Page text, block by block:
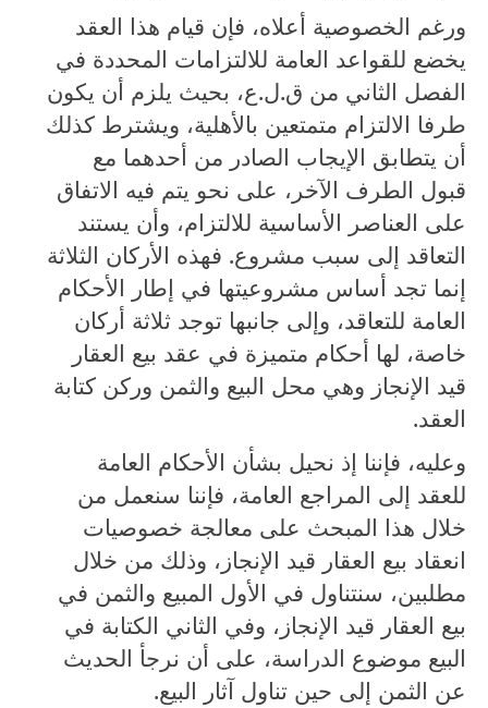
ورغم الخصوصية أعلاه، فإن قيام هذا العقد
يخضع للقواعد العامة للالتزامات المحددة في
الفصل الثاني من ق.ل.ع، بحيث يلزم أن يكون
طرفا الالتزام متمتعين بالأهلية، ويشترط كذلك
أن يتطابق الإيجاب الصادر من أحدهما مع
قبول الطرف الآخر، على نحو يتم فيه الاتفاق
على العناصر الأساسية للالتزام، وأن يستند
التعاقد إلى سبب مشروع. فهذه الأركان الثلاثة
إنما تجد أساس مشروعيتها في إطار الأحكام
العامة للتعاقد، وإلى جانبها توجد ثلاثة أركان
خاصة، لها أحكام متميزة في عقد بيع العقار
قيد الإنجاز وهي محل البيع والثمن وركن كتابة
العقد.
وعليه، فإننا إذ نحيل بشأن الأحكام العامة
للعقد إلى المراجع العامة، فإننا سنعمل من
خلال هذا المبحث على معالجة خصوصيات
انعقاد بيع العقار قيد الإنجاز، وذلك من خلال
مطلبين، سنتناول في الأول المبيع والثمن في
بيع العقار قيد الإنجاز، وفي الثاني الكتابة في
البيع موضوع الدراسة، على أن نرجأ الحديث
عن الثمن إلى حين تناول آثار البيع.